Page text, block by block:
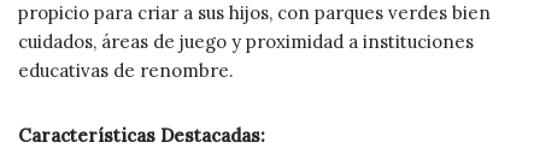
propicio para criar a sus hijos, con parques verdes bien
cuidados, áreas de juego y proximidad a instituciones
educativas de renombre.
Características Destacadas: